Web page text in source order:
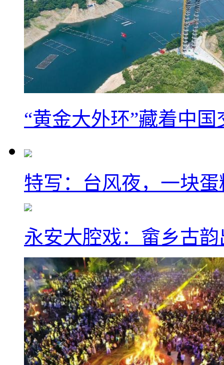
“黄金大外环”藏着中
特写：台风夜，一块
永安大腔戏：畲乡古